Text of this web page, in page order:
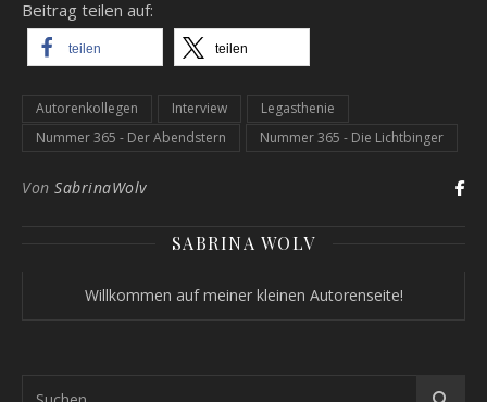
Beitrag teilen auf:
teilen teilen
Autorenkollegen Interview
Legasthenie
Nummer 365 - Der Abendstern
Nummer 365 - Die Lichtbinger
Von SabrinaWolv
SABRINA WOLV
Willkommen auf meiner kleinen Autorenseite!